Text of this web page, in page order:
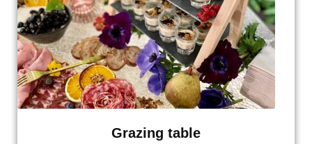
Grazing table